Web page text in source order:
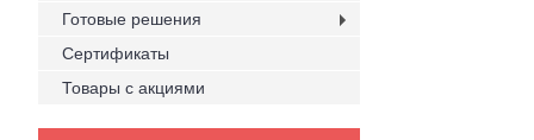
Готовые решения
Сертификаты
Товары с акциями